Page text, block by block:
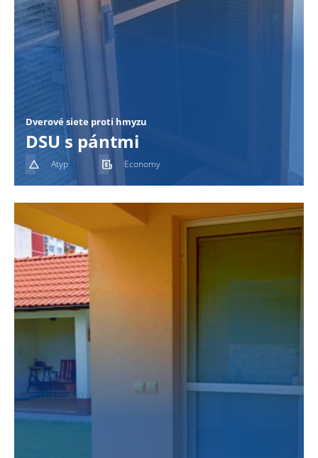
Dverové siete proti hmyzu
DSU s pántmi
Atyp Economy